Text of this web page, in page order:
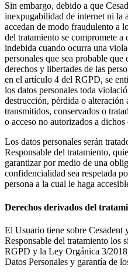
Sin embargo, debido a que
inexpugabilidad de internet ni la
accedan de modo fraudulento a
del tratamiento se compromete
indebida cuando ocurra una
personales que sea probable
derechos y libertades de las
en el artículo 4 del RGPD, se
los datos personales toda
destrucción, pérdida o alteración
transmitidos, conservados o
o acceso no autorizados a dichos
Los datos personales serán
Responsable del tratamiento,
garantizar por medio de una
confidencialidad sea respetada
persona a la cual le haga
Derechos derivados del
El Usuario tiene sobre Cesadent
Responsable del tratamiento los
RGPD y la Ley Orgánica 3/
Datos Personales y garantía de